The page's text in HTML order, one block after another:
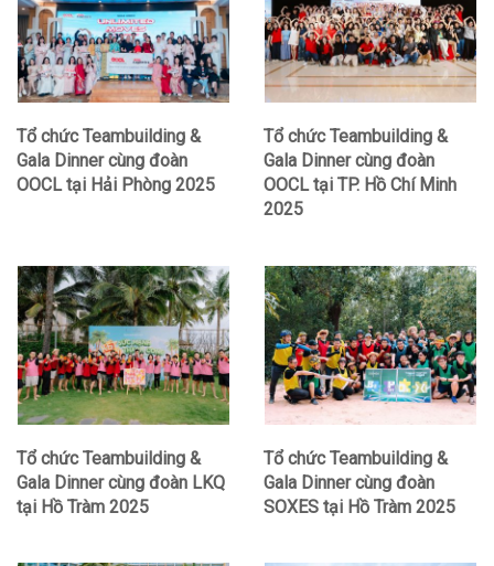
Tổ chức Teambuilding &
Gala Dinner cùng đoàn
OOCL tại Hải Phòng 2025
Tổ chức Teambuilding &
Gala Dinner cùng đoàn
OOCL tại TP. Hồ Chí Minh
2025
Tổ chức Teambuilding &
Gala Dinner cùng đoàn LKQ
tại Hồ Tràm 2025
Tổ chức Teambuilding &
Gala Dinner cùng đoàn
SOXES tại Hồ Tràm 2025